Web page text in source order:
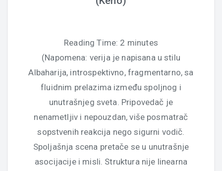
Reading Time: 2 minutes
(Napomena: verija je napisana u stilu
Albaharija, introspektivno, fragmentarno, sa
fluidnim prelazima između spoljnog i
unutrašnjeg sveta. Pripovedač je
nenametljiv i nepouzdan, više posmatrač
sopstvenih reakcija nego sigurni vodič.
Spoljašnja scena pretače se u unutrašnje
asocijacije i misli. Struktura nije linearna